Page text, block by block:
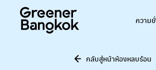
ความ
กลับสู่หน้าห้องหลบร้อน